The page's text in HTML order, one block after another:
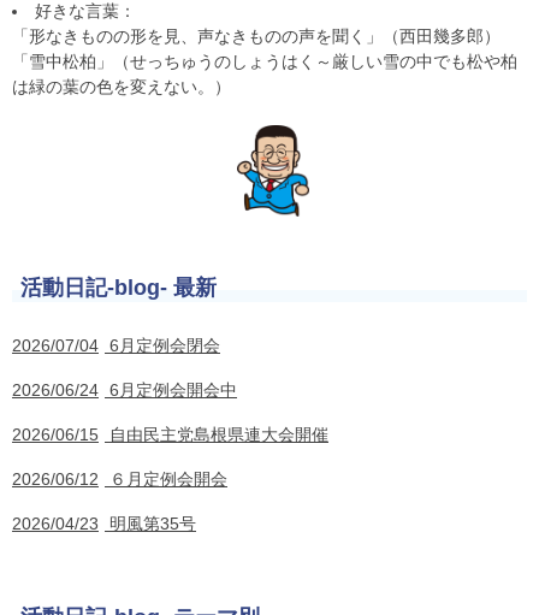
好きな言葉：
「形なきものの形を見、声なきものの声を聞く」（西田幾多郎）
「雪中松柏」（せっちゅうのしょうはく～厳しい雪の中でも松や柏
は緑の葉の色を変えない。）
活動日記-blog- 最新
2026/07/04 6月定例会閉会
2026/06/24 6月定例会開会中
2026/06/15 自由民主党島根県連大会開催
2026/06/12 ６月定例会開会
2026/04/23 明風第35号